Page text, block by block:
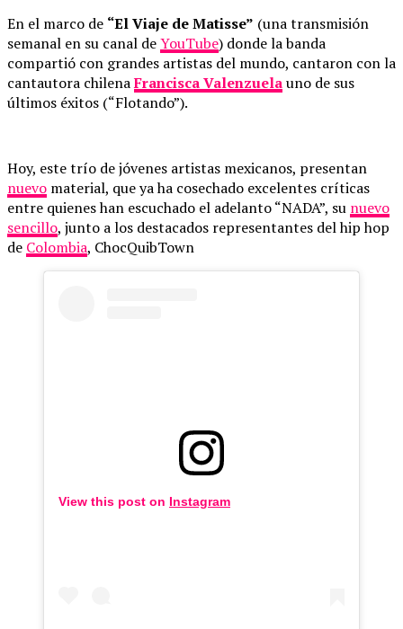
En el marco de “El Viaje de Matisse” (una transmisión
semanal en su canal deYouTube) donde la banda
compartió con grandes artistas del mundo, cantaron con la
cantautora chilenaFrancisca Valenzuelauno de sus
últimos éxitos (“Flotando”).
Hoy, este trío de jóvenes artistas mexicanos, presentan
nuevo material, que ya ha cosechado excelentes críticas
entre quienes han escuchado el adelanto “NADA”, su nuevo
sencillo, junto a los destacados representantes del hip hop
de Colombia, ChocQuibTown
View this post on Instagram